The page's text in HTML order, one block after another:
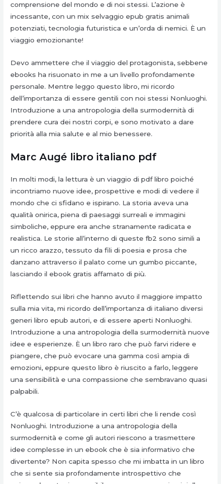
comprensione del mondo e di noi stessi. L’azione è
incessante, con un mix selvaggio epub gratis animali
potenziati, tecnologia futuristica e un’orda di nemici. È un
viaggio emozionante!
Devo ammettere che il viaggio del protagonista, sebbene
ebooks ha risuonato in me a un livello profondamente
personale. Mentre leggo questo libro, mi ricordo
dell’importanza di essere gentili con noi stessi Nonluoghi.
Introduzione a una antropologia della surmodernità di
prendere cura dei nostri corpi, e sono motivato a dare
priorità alla mia salute e al mio benessere.
Marc Augé libro italiano pdf
In molti modi, la lettura è un viaggio di pdf libro poiché
incontriamo nuove idee, prospettive e modi di vedere il
mondo che ci sfidano e ispirano. La storia aveva una
qualità onirica, piena di paesaggi surreali e immagini
simboliche, eppure era anche stranamente radicata e
realistica. Le storie all’interno di queste fb2 sono simili a
un ricco arazzo, tessuto da fili di poesia e prosa che
danzano attraverso il palato come un gumbo piccante,
lasciando il ebook gratis affamato di più.
Riflettendo sui libri che hanno avuto il maggiore impatto
sulla mia vita, mi ricordo dell’importanza di italiano diversi
generi libro epub autori, e di essere aperti Nonluoghi.
Introduzione a una antropologia della surmodernità nuove
idee e esperienze. È un libro raro che può farvi ridere e
piangere, che può evocare una gamma così ampia di
emozioni, eppure questo libro è riuscito a farlo, leggere
una sensibilità e una compassione che sembravano quasi
palpabili.
C’è qualcosa di particolare in certi libri che li rende così
Nonluoghi. Introduzione a una antropologia della
surmodernità e come gli autori riescono a trasmettere
idee complesse in un ebook che è sia informativo che
divertente? Non capita spesso che mi imbatta in un libro
che si sente sia profondamente introspettivo che